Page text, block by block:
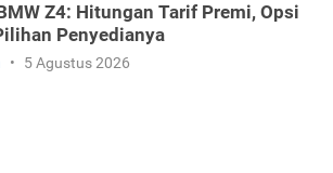
Z4: Hitungan Tarif Premi, Opsi
Penyedianya
• 5 Agustus 2026